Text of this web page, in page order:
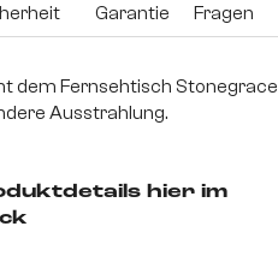
Garantie Fragen
dem Fernsehtisch Stonegrace
Ausstrahlung.
hier im